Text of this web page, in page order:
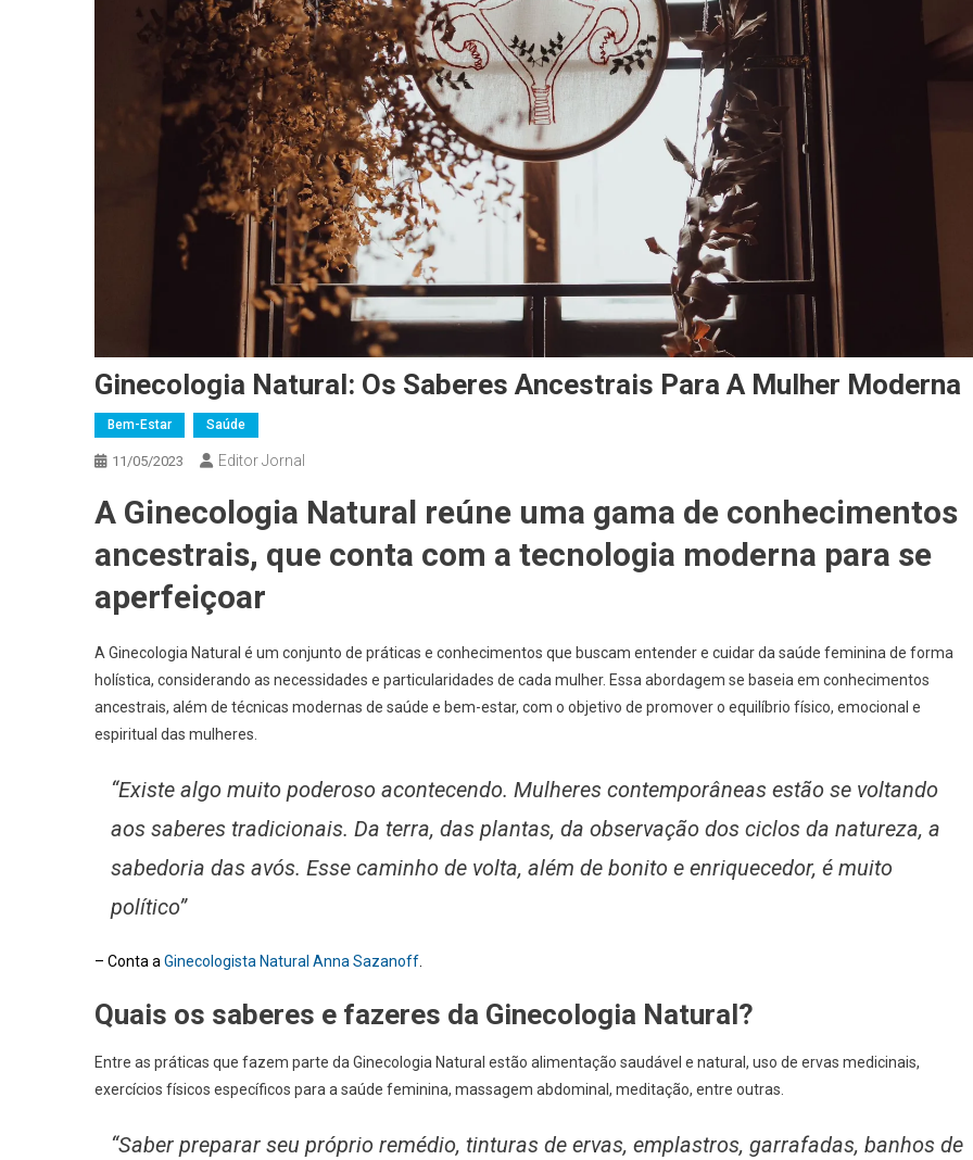
Ginecologia Natural: Os Saberes Ancestrais Para A Mulher Moderna
Bem-Estar Saúde
11/05/2023 Editor Jornal
A Ginecologia Natural reúne uma gama de conhecimentos
ancestrais, que conta com a tecnologia moderna para se
aperfeiçoar
A Ginecologia Natural é um conjunto de práticas e conhecimentos que buscam entender e cuidar da saúde feminina de forma
holística, considerando as necessidades e particularidades de cada mulher. Essa abordagem se baseia em conhecimentos
ancestrais, além de técnicas modernas de saúde e bem-estar, com o objetivo de promover o equilíbrio físico, emocional e
espiritual das mulheres.
“Existe algo muito poderoso acontecendo. Mulheres contemporâneas estão se voltando
aos saberes tradicionais. Da terra, das plantas, da observação dos ciclos da natureza, a
sabedoria das avós. Esse caminho de volta, além de bonito e enriquecedor, é muito
político”
– Conta a Ginecologista Natural Anna Sazanoff
Quais os saberes e fazeres da Ginecologia Natural?
Entre as práticas que fazem parte da Ginecologia Natural estão alimentação saudável e natural, uso de ervas medicinais,
exercícios físicos específicos para a saúde feminina, massagem abdominal, meditação, entre outras.
“Saber preparar seu próprio remédio, tinturas de ervas, emplastros, garrafadas, banhos de